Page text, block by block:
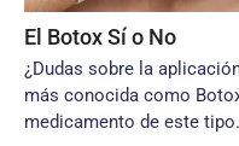
El Botox Sí o No
¿Dudas sobre la
más conocida como
medicamento de este